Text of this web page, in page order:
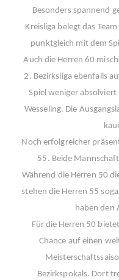
Besonders spannend
Kreisliga belegt das
punktgleich mit dem
Auch die Herren 60
2. Bezirksliga ebenfalls
Spiel weniger
Wesseling. Die
Noch erfolgreicher
55. Beide
Während die Herren 50
stehen die Herren 55
haben den
Für die Herren 50
Chance auf einen
Bezirkspokals. Dort